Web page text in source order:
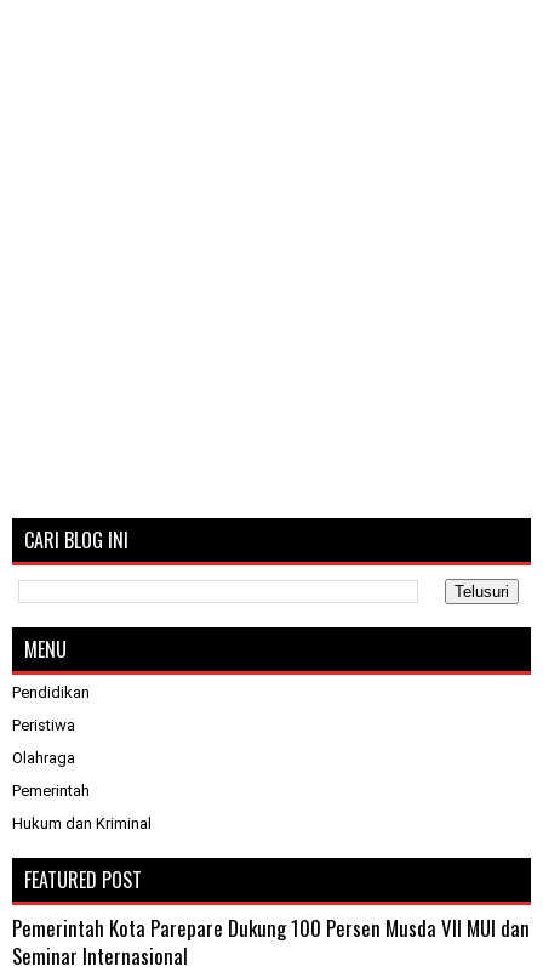
CARI BLOG INI
MENU
Pendidikan
Peristiwa
Olahraga
Pemerintah
Hukum dan Kriminal
FEATURED POST
Pemerintah Kota Parepare Dukung 100 Persen Musda VII MUI dan
Seminar Internasional